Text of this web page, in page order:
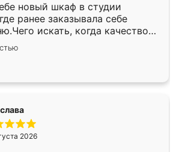
новый шкаф в студии
ранее заказывала себе
искать, когда качеством
Служит кухня уже почти
нет.
2026